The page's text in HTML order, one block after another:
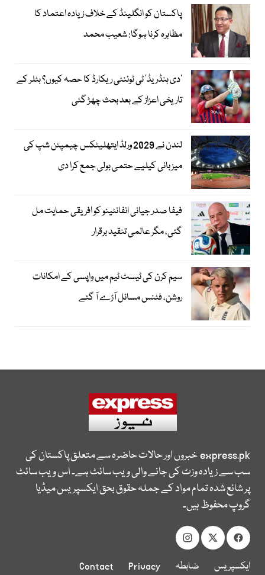
پاکستان کو انگلینڈ کے خلاف زیادہ اعتماد کا
مظاہرہ کرنا ہوگا: شعیب محمد
’دی ہنڈریڈ‘ ٹی ٹوئنٹی ریکارڈ کا حصہ کیوں؟ بٹلر کے
تاریخی اعزاز کے بعد بحث چھڑ گئی
لندن نے 2029 ورلڈ ایتھلیٹکس چیمپئن شپ کی
میزبانی کیلیے حتمی بولی جمع کرا دی
فیفا صدر جیانی انفانٹینو کو افریقی حمایت مل
گئی، مگر عالمی تنقید برقرار
سیم کرن کی ٹیسٹ ٹیم میں واپسی کے امکانات
روشن، فٹنس مسائل آڑے آ گئے
express.pkخبروں اور حالات حاضرہ سے متعلق پاکستان کی
سب سے زیادہ وزٹ کی جانے والی ویب سائٹ ہے۔ اس ویب سائٹ
پر شائع شدہ تمام مواد کے جملہ حقوق بحق ایکسپریس میڈیا
گروپ محفوظ ہیں۔
ایکسپریس
ضابطہ
Privacy
Contact